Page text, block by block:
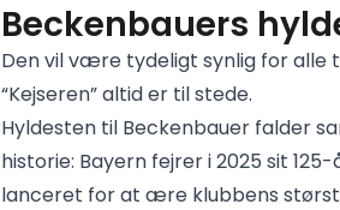
Beckenbauers
Den vil være tydeligt synlig for alle
“Kejseren” altid er til stede.
Hyldesten til Beckenbauer falder
historie: Bayern fejrer i 2025 sit
lanceret for at ære klubbens